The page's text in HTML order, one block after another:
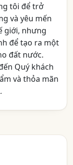
tôi để trở
và yêu mến
giới, nhưng
để tạo ra một
đất nước.
Quý khách
và thỏa mãn